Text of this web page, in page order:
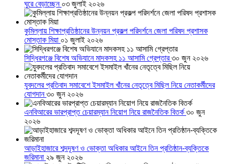
ঘুরে বেড়াচ্ছেন ০৩ জুলাই ২০২৬
কুমিল্লায় শিক্ষাপ্রতিষ্ঠানের উন্নয়ন প্রকল্প পরিদর্শনে জেলা পরিষদ প্রশাসক
মোস্তাক মিয়া ০১ জুলাই ২০২৬
সিদ্ধিরগঞ্জে বিশেষ অভিযানে মাদকসহ ১১ আসামি গ্রেপ্তার৩০ জুন ২০২৬
যুবদলের প্রতিবাদ সমাবেশে ইসমাইল খাঁনের নেতৃত্বে মিছিল নিয়ে নেতাকর্মীদের
যোগদান৩০ জুন ২০২৬
এনবিআরের ভারপ্রাপ্ত চেয়ারম্যান নিয়োগ নিয়ে রাজনৈতিক বিতর্ক ৩০ জুন
২০২৬
আড়াইহাজারে শব্দদূষণ ও ভোক্তা অধিকার আইনে তিন প্রতিষ্ঠান-ব্যক্তিকে
জরিমানা ২৯ জুন ২০২৬